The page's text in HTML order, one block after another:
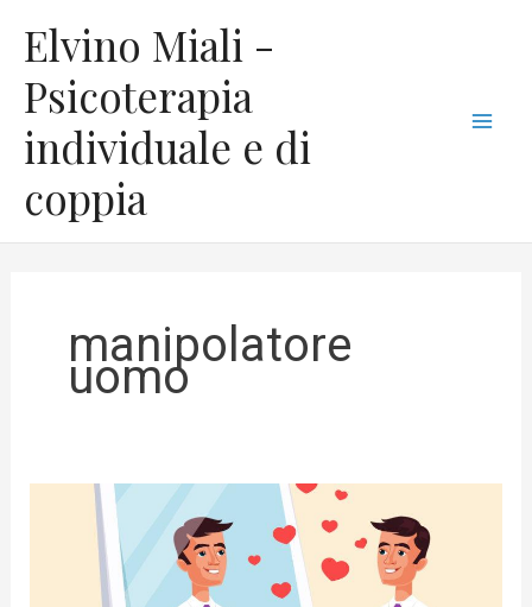
contenuto
Elvino Miali -
Psicoterapia
individuale e di
coppia
manipolatore
uomo
L’attrazione
narcisisti.
a
t
e
g
o
r